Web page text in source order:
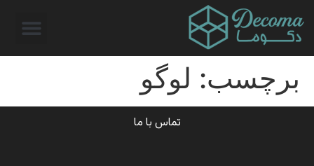
برچسب: لوگو
تماس با ما